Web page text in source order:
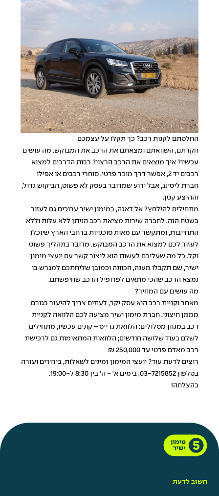
החלטתם לקנות רכב? כך תקלו על עצמכם
חקרתם, השוואתם ומצאתם את הרכב את המבוקש. מה עושים
עכשיו? איך מוצאים את הרכב הרצוי? רבות הדרכים למצוא
רכבים יד 2, אפשר דרך מוכר פרטי, סוחרי רכבים או אפילו
חברת ליסינג, אבל ידוע שמדובר בעסק לא פשוט, הביקוש גדול,
וההיצע קטן.
מתחילים להילחץ? אל דאגה, במימון ישיר ערוכים גם לעזור
בשטח הזה. לחברה שירות מציאת רכב הניתן ללא עלות וללא
התחייבות, ומתקשר עם מאות סוכנויות ברחבי הארץ שיוכלו
לעזור לכם למצוא את הרכב המבוקש. מדובר בתהליך פשוט
וקל. כל מה שעליכם לעשות הוא ליצור קשר עם יועצי מימון
ישיר, שם תקבלו מענה, הכוונה וכמובן שליחתכם למגרש בו
נמצא הרכב שהכי מתאים לפרופיל הרכב שחיפשתם.
מה עושים עם המחיר?
מאחר וקניית רכב היא עסק יקר, לעתים צריך להיעזר בגורם
מממן חיצוני. חברת מימון ישיר מציעה לכם הלוואה לקניית
רכב במגוון מסלולים: הלוואת גרייס – קונים עכשיו, מתחילים
לשלם בעוד שלושה חודשים; הלוואות המתאימות גם לרכישת
רכב מאדם פרטי עד 250,000 ₪
רוצים לדעת עוד? יועצי המימון זמינים לשאלות, בירורים ועזרה
בטלפון 03-7215852, בימים א' - ה' בין 8:30 ל-19:00.
בהצלחה!
חשוב לדעת